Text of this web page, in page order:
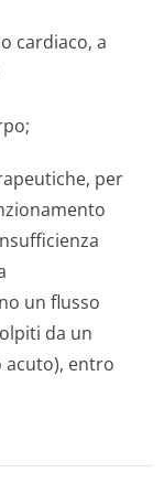
cardiaco, a
per
un flusso
da un
entro